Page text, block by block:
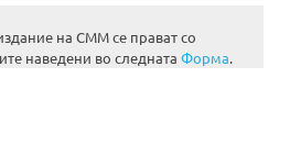
на СММ се прават со
наведени во следната Форма.